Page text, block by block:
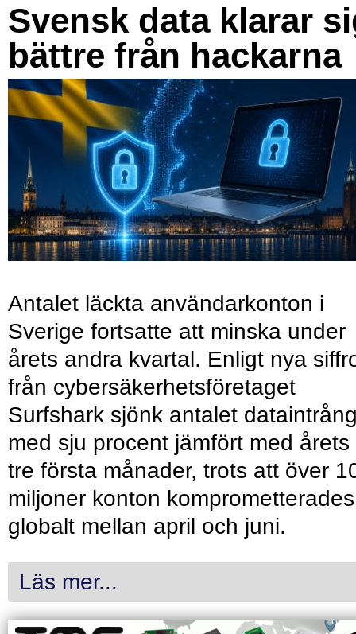
Svensk data klarar
bättre från hackarna
Antalet läckta användarkonton i
Sverige fortsatte att minska under
årets andra kvartal. Enligt nya
från cybersäkerhetsföretaget
Surfshark sjönk antalet
med sju procent jämfört med årets
tre första månader, trots att över
miljoner konton komprometterades
globalt mellan april och juni.
Läs mer...